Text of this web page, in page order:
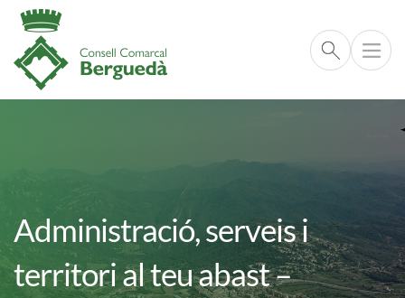
Cerca
Administració, serveis i
territori al teu abast –